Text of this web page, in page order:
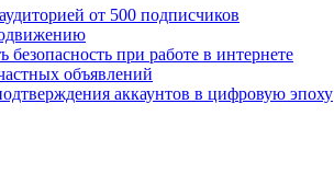
от 500 подписчиков
при работе в интернете
объявлений
аккаунтов в цифровую эпоху